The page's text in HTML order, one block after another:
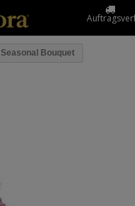
Seasonal Bouquet